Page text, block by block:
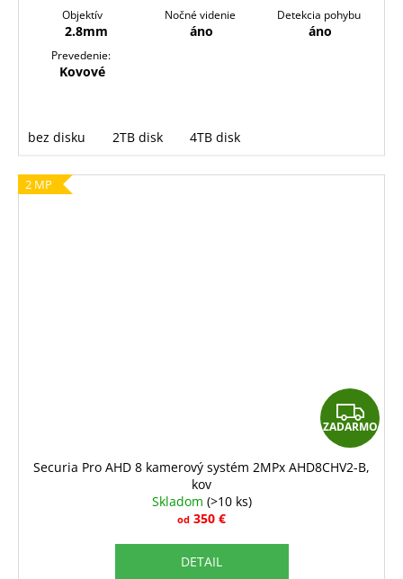
Objektív
2.8mm
Nočné videnie
áno
Detekcia pohybu
áno
Prevedenie:
Kovové
bez disku 2TB disk 4TB disk
2 MP
Z
A
D
ZADARMO
Securia Pro AHD 8 kamerový systém 2MPx AHD8CHV2-B,
kov
Skladom (>10 ks)
od 350 €
DETAIL